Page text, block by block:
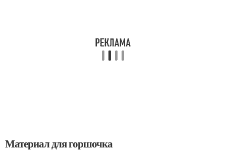
Материал для горшочка